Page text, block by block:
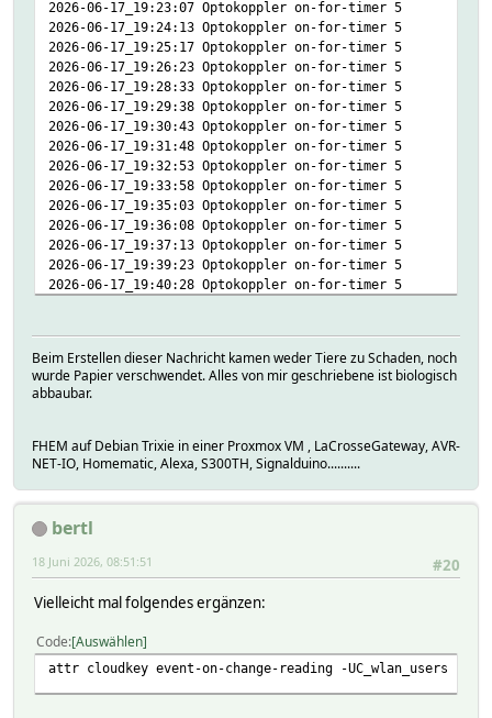
2026-06-17 18:50:38 -AP_3_Werkstatt_UAP-AC-
2026-06-17 18:50:38 -AP_3_Werkstatt_UAP-AC-
2026-06-17 18:50:38 -AP_3_Werkstatt_UAP-AC-
2026-06-17 18:50:38 -AP_3_Werkstatt_UAP-AC-
2026-06-17 18:50:38 -AP_3_Werkstatt_UAP-AC-
2026-06-17 18:50:38 -UC_blockedClients
2026-06-17 18:50:38 -UC_events 0 (last 24h)
2026-06-17 18:50:38 -UC_newClients
2026-06-17 18:50:38 -UC_unarchived_alerts 0
2026-06-17 18:50:38 -UC_wlan_accesspoints 3
2026-06-17 18:50:38 -UC_wlan_guests 0
2026-06-17 18:50:38 -UC_wlan_state ok
2026-06-17 18:50:38 -UC_wlan_users 37
Attributes:
group Unifi
2026-06-17_19:23:07 Optokoppler on-for-timer 5
2026-06-17_19:24:13 Optokoppler on-for-timer 5
2026-06-17_19:25:17 Optokoppler on-for-timer 5
2026-06-17_19:26:23 Optokoppler on-for-timer 5
2026-06-17_19:28:33 Optokoppler on-for-timer 5
2026-06-17_19:29:38 Optokoppler on-for-timer 5
2026-06-17_19:30:43 Optokoppler on-for-timer 5
2026-06-17_19:31:48 Optokoppler on-for-timer 5
2026-06-17_19:32:53 Optokoppler on-for-timer 5
2026-06-17_19:33:58 Optokoppler on-for-timer 5
2026-06-17_19:35:03 Optokoppler on-for-timer 5
2026-06-17_19:36:08 Optokoppler on-for-timer 5
2026-06-17_19:37:13 Optokoppler on-for-timer 5
2026-06-17_19:39:23 Optokoppler on-for-timer 5
2026-06-17_19:40:28 Optokoppler on-for-timer 5
2026-06-17_19:44:48 Optokoppler on-for-timer 5
2026-06-17_19:45:53 Optokoppler on-for-timer 5
2026-06-17_19:46:58 Optokoppler on-for-timer 5
Beim Erstellen dieser Nachricht kamen weder Tiere zu Schaden, noch
wurde Papier verschwendet. Alles von mir geschriebene ist biologisch
abbaubar.
FHEM auf Debian Trixie in einer Proxmox VM , LaCrosseGateway, AVR-
NET-IO, Homematic, Alexa, S300TH, Signalduino..........
bertl
#20
18 Juni 2026, 08:51:51
Vielleicht mal folgendes ergänzen:
Code Auswählen
attr cloudkey event-on-change-reading -UC_wlan_users